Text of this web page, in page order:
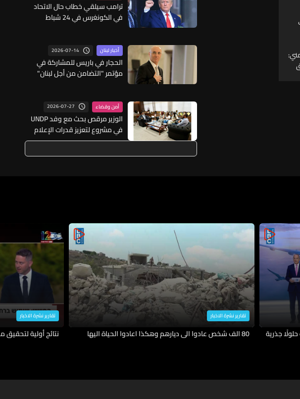
ترامب سيلقي خطاب حال الاتحاد
في الكونغرس في 24 شباط
أخبار لبنان 2026-07-14
الحجار في باريس للمشاركة في
مؤتمر "التضامن من أجل لبنان"
أمن وقضاء 2026-07-27
الوزير مرقص بحث مع وفد UNDP
في مشروع لتعزيز قدرات الإعلام
العام وإشراك الشباب
جذرية
تقارير نشرة الاخبار
80 الف شخص عادوا الى ديارهم وهكذا اعادوا الحياة اليها
تقارير نشرة الاخبار
نتائج أولية